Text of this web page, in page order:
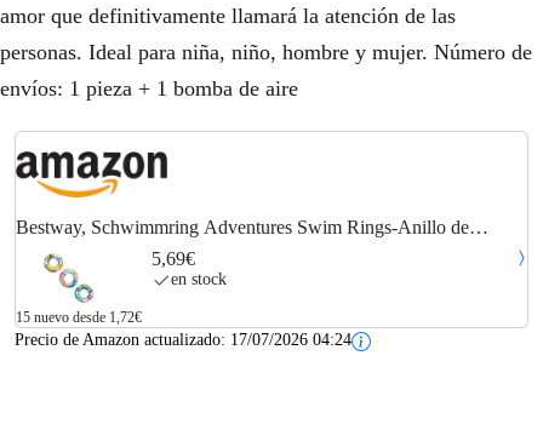
amor que definitivamente llamará la atención de las
personas. Ideal para niña, niño, hombre y mujer. Número de
envíos: 1 pieza + 1 bomba de aire
Bestway, Schwimmring Adventures Swim Rings-Anillo de
natación (51 cm), color surtido, Talla única (54199-19)
5,69€
en stock
15 nuevo desde 1,72€
Precio de Amazon actualizado: 17/07/2026 04:24